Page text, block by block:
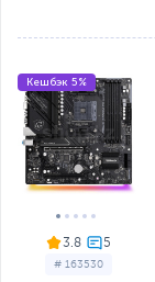
3.8
# 163530
Кешбэк 5%